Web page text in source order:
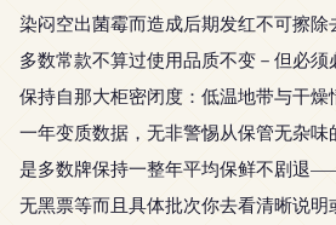
染闷空出菌霉而造成后期发红不可擦除
多数常款不算过使用品质不变－但必
保持自那大柜密闭度：低温地带与干
一年变质数据，无非警惕从保管无杂
是多数牌保持一整年平均保鲜不剧退
无黑票等而且具体批次你去看清晰说